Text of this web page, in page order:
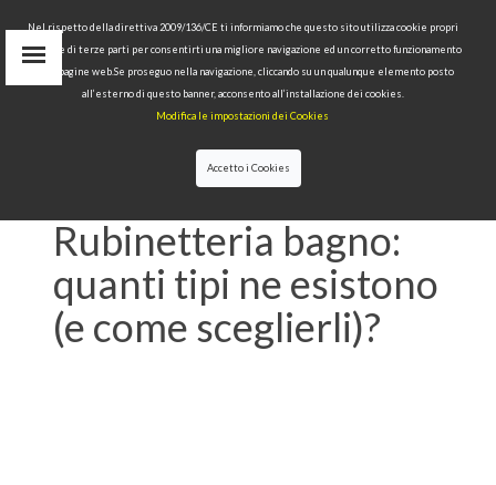
Area Riservata
>> RUBINETTERIA BAGNO:
Rubinetteria bagno:
quanti tipi ne esistono
(e come sceglierli)?
Nel rispetto della direttiva 2009/136/CE ti informiamo che questo sito utilizza cookie propri
tecnici e di terze parti per consentirti una migliore navigazione ed un corretto funzionamento
delle pagine web.Se proseguo nella navigazione, cliccando su un qualunque elemento posto
all’esterno di questo banner, acconsento all’installazione dei cookies.
Modifica le impostazioni dei Cookies
Accetto i Cookies